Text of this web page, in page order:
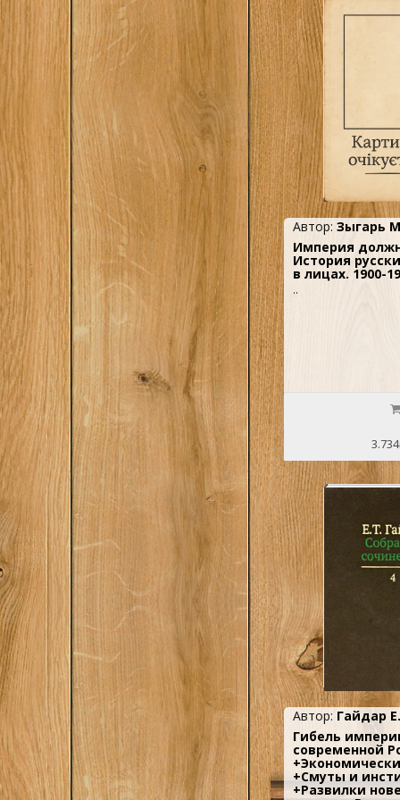
Автор: Зыгарь М
Империя
История
в лицах. 1900-
..
Автор: Гайдар
Гибель
современной
+Смуты и
+Развилки